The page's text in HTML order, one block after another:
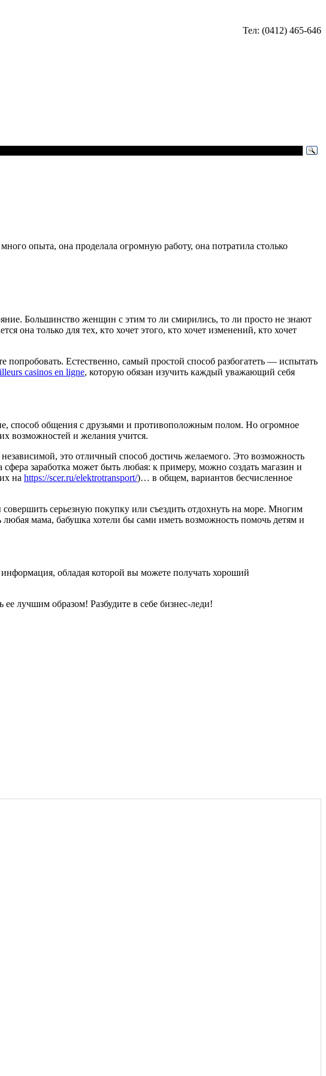
Тел: (0412) 465-646
опыта, она проделала огромную работу, она потратила столько
Большинство женщин с этим то ли смирились, то ли просто не знают
она только для тех, кто хочет этого, кто хочет изменений, кто хочет
попробовать. Естественно, самый простой способ разбогатеть — испытать
casinos en ligne, которую обязан изучить каждый уважающий себя
способ общения с друзьями и противоположным полом. Но огромное
возможностей и желания учится.
это отличный способ достичь желаемого. Это возможность
заработка может быть любая: к примеру, можно создать магазин и
на https://scer.ru/elektrotransport/)… в общем, вариантов бесчисленное
серьезную покупку или съездить отдохнуть на море. Многим
мама, бабушка хотели бы сами иметь возможность помочь детям и
обладая которой вы можете получать хороший
лучшим образом! Разбудите в себе бизнес-леди!